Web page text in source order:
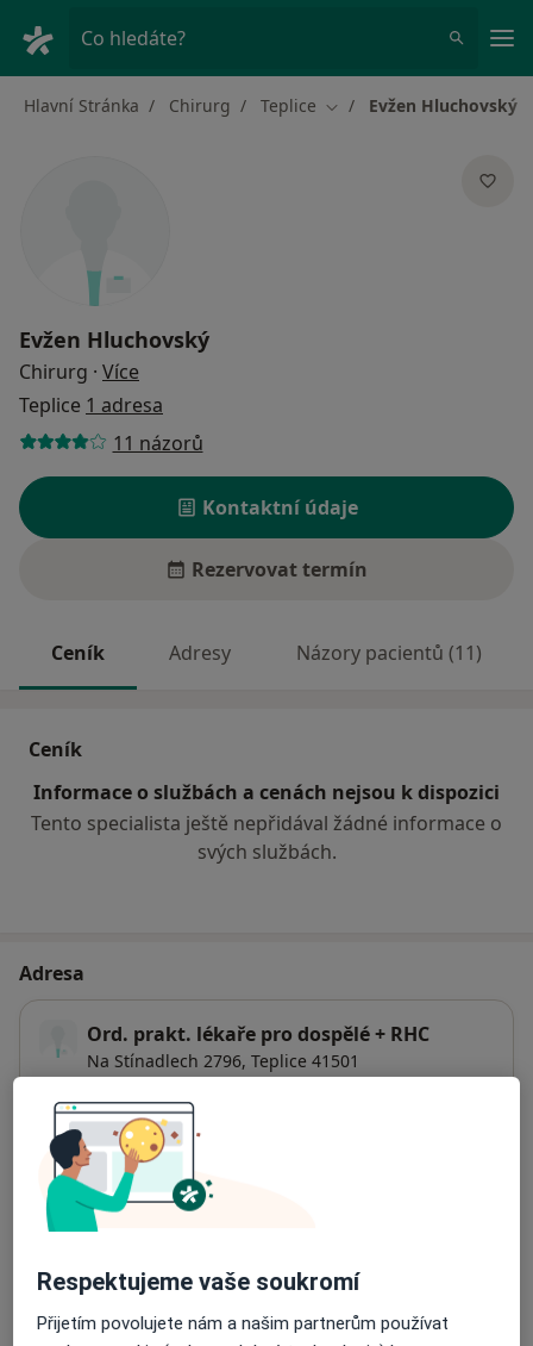
Co hledáte?
Hlavní Stránka Chirurg Teplice Změna města
Evžen Hluchovský
Evžen Hluchovský
Chirurg · Více
Teplice 1 adresa
11 názorů
Kontaktní údaje
Rezervovat termín
Ceník Adresy Názory pacientů (11)
Ceník
Informace o službách a cenách nejsou k dispozici
Tento specialista ještě nepřidával žádné informace o
svých službách.
Adresa
Ord. prakt. lékaře pro dospělé + RHC
Na Stínadlech 2796, Teplice 41501
Dostupnost
Na této adrese online kalendář není aktivní
Co mám v takové situaci udělat?
Víceo adrese
Respektujeme vaše soukromí
Přijetím povolujete nám a našim partnerům používat